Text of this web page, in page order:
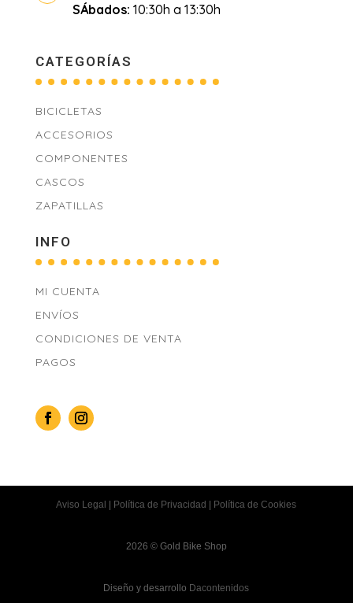
SÁbados: 10:30h a 13:30h
CATEGORÍAS
BICICLETAS
ACCESORIOS
COMPONENTES
CASCOS
ZAPATILLAS
INFO
MI CUENTA
ENVÍOS
CONDICIONES DE VENTA
PAGOS
Aviso Legal | Política de Privacidad | Política de Cookies
2026 © Gold Bike Shop
Diseño y desarrollo Dacontenidos